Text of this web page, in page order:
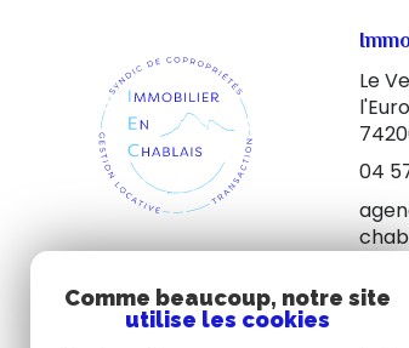
Le
04
Comme beaucoup, notre site
utilise les cookies